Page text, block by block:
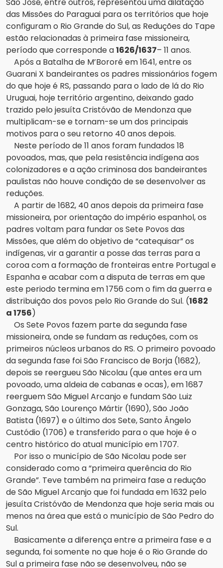
São José, entre outros, representou uma dilatação
das Missões do Paraguai para os territórios que hoje
configuram o Rio Grande do Sul, as Reduções do Tape
estão relacionadas à primeira fase missioneira,
período que corresponde a1626/1637– 11 anos.
Após a Batalha de M’Bororé em 1641, entre os
Guarani X bandeirantes os padres missionários fogem
do que hoje é RS, passando para o lado de lá do Rio
Uruguai, hoje território argentino, deixando gado
trazido pelo jesuíta Cristóvão de Mendonza que
multiplicam-se e tornam-se um dos principais
motivos para o seu retorno 40 anos depois.
Neste período de 11 anos foram fundados 18
povoados, mas, que pela resistência indígena aos
colonizadores e a ação criminosa dos bandeirantes
paulistas não houve condição de se desenvolver as
reduções.
A partir de 1682, 40 anos depois da primeira fase
missioneira, por orientação do império espanhol, os
padres voltam para fundar os Sete Povos das
Missões, que além do objetivo de “catequisar” os
indígenas, vir a garantir a posse das terras para a
coroa com a formação de fronteiras entre Portugal e
Espanha e acabar com a disputa de terras em que
este periodo termina em 1756 com o fim da guerra e
distribuição dos povos pelo Rio Grande do Sul. (1682
a1756)
Os Sete Povos fazem parte da segunda fase
missioneira, onde se fundam as reduções, com os
primeiros núcleos urbanos do RS. O primeiro povoado
da segunda fase foi São Francisco de Borja (1682),
depois se reergueu São Nicolau (que antes era um
povoado, uma aldeia de cabanas e ocas), em 1687
reerguem São Miguel Arcanjo e fundam São Luiz
Gonzaga, São Lourenço Mártir (1690), São João
Batista (1697) e o último dos Sete, Santo Ângelo
Custódio (1706) e transferido para o que hoje é o
centro histórico do atual município em 1707.
Por isso o município de São Nicolau pode ser
considerado como a “primeira querência do Rio
Grande”. Teve também na primeira fase a redução
de São Miguel Arcanjo que foi fundada em 1632 pelo
jesuíta Cristóvão de Mendonza que hoje seria mais ou
menos na área que está o município de São Pedro do
Sul.
Basicamente a diferença entre a primeira fase e a
segunda, foi somente no que hoje é o Rio Grande do
Sul a primeira fase não se desenvolveu, não se